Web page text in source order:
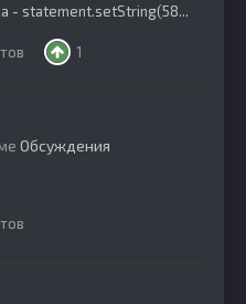
- statement.setString(58...
1
Обсуждения